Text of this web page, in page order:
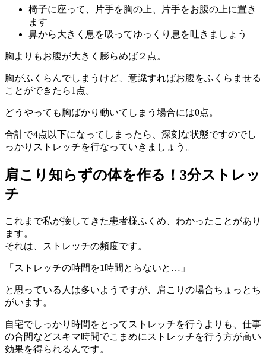
椅子に座って、片手を胸の上、片手をお腹の上に置き
ます
鼻から大きく息を吸ってゆっくり息を吐きましょう
胸よりもお腹が大きく膨らめば２点。
胸がふくらんでしまうけど、意識すればお腹をふくらませる
ことができたら1点。
どうやっても胸ばかり動いてしまう場合には0点。
合計で4点以下になってしまったら、深刻な状態ですのでし
っかりストレッチを行なっていきましょう。
肩こり知らずの体を作る！3分ストレッ
チ
これまで私が接してきた患者様ふくめ、わかったことがあり
ます。
それは、ストレッチの頻度です。
「ストレッチの時間を1時間とらないと…」
と思っている人は多いようですが、肩こりの場合ちょっとち
がいます。
自宅でしっかり時間をとってストレッチを行うよりも、仕事
の合間などスキマ時間でこまめにストレッチを行う方が高い
効果を得られるんです。